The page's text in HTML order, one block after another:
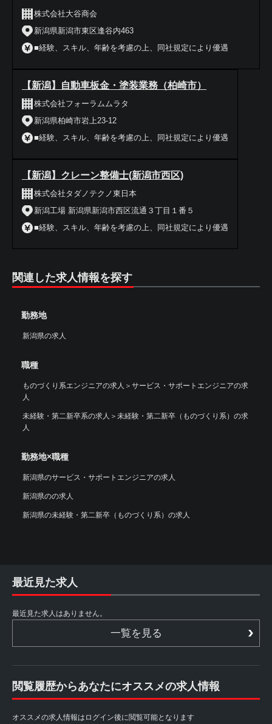
株式会社大谷商会
新潟県新潟市東区逢谷内463
■経験、スキル、年齢を考慮の上、同社規定により優遇
【新潟】自動車板金・塗装業務（柏崎市）
株式会社フォーラムムラタ
新潟県柏崎市岩上23-12
■経験、スキル、年齢を考慮の上、同社規定により優遇
【新潟】クレーン整備士(新潟市西区)
株式会社タダノテクノ東日本
新潟工場 新潟県新潟市西区流通３丁目１番５
■経験、スキル、年齢を考慮の上、同社規定により優遇
関連した求人情報を探す
勤務地
新潟県の求人
職種
ものづくり系エンジニアの求人 ＞ サービス・サポートエンジニアの求
人
未経験・第二新卒系の求人 ＞ 未経験・第二新卒（ものづくり系）の求
人
勤務地×職種
新潟県のサービス・サポートエンジニアの求人
新潟県のの求人
新潟県の未経験・第二新卒（ものづくり系）の求人
最近見た求人
最近見た求人はありません。
一覧を見る
閲覧履歴からあなたにオススメの求人情報
オススメの求人情報はログイン後に閲覧可能となります